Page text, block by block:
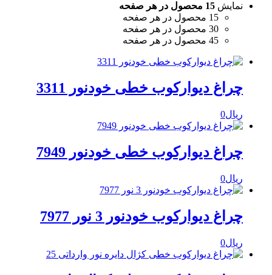
نمایش 15 محصول در هر صفحه
15 محصول در هر صفحه
30 محصول در هر صفحه
45 محصول در هر صفحه
چراغ دیوارکوب خطی خودنور 3311
ریال0
چراغ دیوارکوب خطی خودنور 7949
ریال0
چراغ دیوارکوب خودنور 3 نور 7977
ریال0